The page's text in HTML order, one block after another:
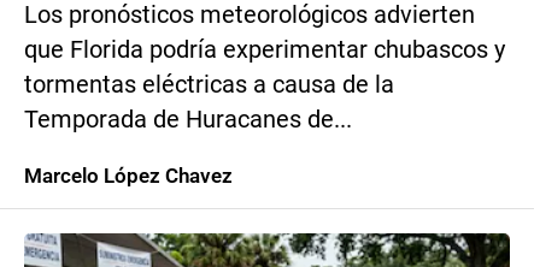
Los pronósticos meteorológicos advierten
que Florida podría experimentar chubascos y
tormentas eléctricas a causa de la
Temporada de Huracanes de...
Marcelo López Chavez